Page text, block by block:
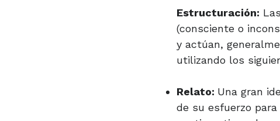
Estructuración:
(consciente o
y actúan,
utilizando los
Relato: Una gran
de su esfuerzo